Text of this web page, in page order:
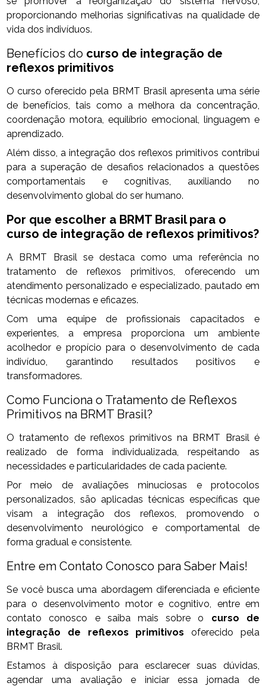
proporcionando melhorias significativas na qualidade de
vida dos indivíduos.
Benefícios do curso de integração de
reflexos primitivos
O curso oferecido pela BRMT Brasil apresenta uma série
de benefícios, tais como a melhora da concentração,
coordenação motora, equilíbrio emocional, linguagem e
aprendizado.
Além disso, a integração dos reflexos primitivos contribui
para a superação de desafios relacionados a questões
comportamentais e cognitivas, auxiliando no
desenvolvimento global do ser humano.
Por que escolher a BRMT Brasil para o
curso de integração de reflexos primitivos?
A BRMT Brasil se destaca como uma referência no
tratamento de reflexos primitivos, oferecendo um
atendimento personalizado e especializado, pautado em
técnicas modernas e eficazes.
Com uma equipe de profissionais capacitados e
experientes, a empresa proporciona um ambiente
acolhedor e propício para o desenvolvimento de cada
indivíduo, garantindo resultados positivos e
transformadores.
Como Funciona o Tratamento de Reflexos
Primitivos na BRMT Brasil?
O tratamento de reflexos primitivos na BRMT Brasil é
realizado de forma individualizada, respeitando as
necessidades e particularidades de cada paciente.
Por meio de avaliações minuciosas e protocolos
personalizados, são aplicadas técnicas específicas que
visam a integração dos reflexos, promovendo o
desenvolvimento neurológico e comportamental de
forma gradual e consistente.
Entre em Contato Conosco para Saber Mais!
Se você busca uma abordagem diferenciada e eficiente
para o desenvolvimento motor e cognitivo, entre em
contato conosco e saiba mais sobre o curso de
integração de reflexos primitivos oferecido pela
BRMT Brasil.
Estamos à disposição para esclarecer suas dúvidas,
agendar uma avaliação e iniciar essa jornada de